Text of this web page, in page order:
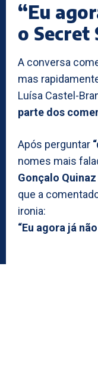
“Eu
o Secret
A conversa
mas
Luísa Castel-
parte dos
Após perguntar
nomes mais
Gonçalo Quinaz
que a
ironia:
“Eu agora já